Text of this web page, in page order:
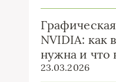
NVIDIA: как
нужна и что
23.03.2026